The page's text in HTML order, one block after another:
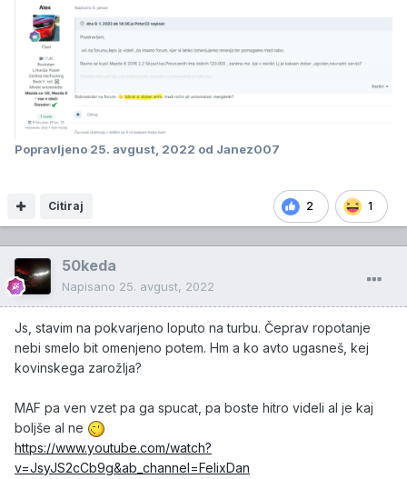
Popravljeno 25. avgust, 2022 od Janez007
2 1
Citiraj
50keda
Napisano 25. avgust, 2022
Js, stavim na pokvarjeno loputo na turbu. Čeprav ropotanje
nebi smelo bit omenjeno potem. Hm a ko avto ugasneš, kej
kovinskega zarožlja?
MAF pa ven vzet pa ga spucat, pa boste hitro videli al je kaj
boljše al ne
https://www.youtube.com/watch?
v=JsyJS2cCb9g&ab_channel=FelixDan